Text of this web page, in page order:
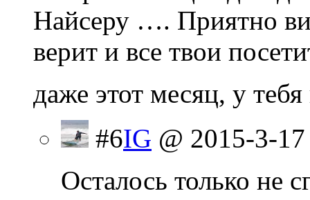
Найсеру …. Приятно
верит и все твои
даже этот месяц, у
#6IG @ 2015-3-
Осталось только не